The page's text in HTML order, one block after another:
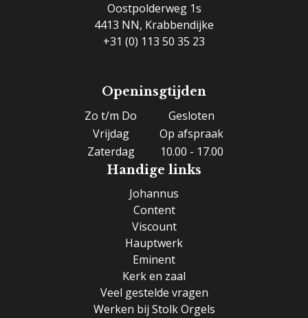
Oostpolderweg 1s
4413 NN, Krabbendijke
+31 (0) 113 50 35 23
Openinsgtijden
Zo t/m Do
Gesloten
Vrijdag
Op afspraak
Zaterdag
10.00 - 17.00
Handige links
Johannus
Content
Viscount
Hauptwerk
Eminent
Kerk en zaal
Veel gestelde vragen
Werken bij Stolk Orgels